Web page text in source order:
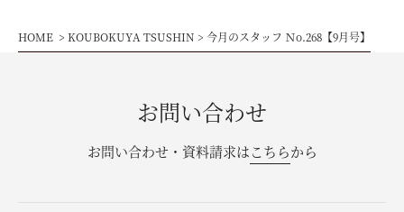
HOME KOUBOKUYA TSUSHIN 今月のスタッフ Ｎo.268【9月号】
お問い合わせ
お問い合わせ・資料請求はこちらから